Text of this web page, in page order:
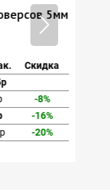
5мм
Скидка
-8%
-16%
-20%